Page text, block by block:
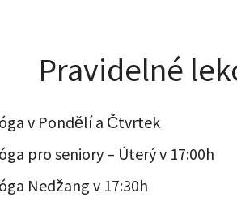
Pravidelné
v Pondělí a Čtvrtek
pro seniory – Úterý v 17:00h
Nedžang v 17:30h